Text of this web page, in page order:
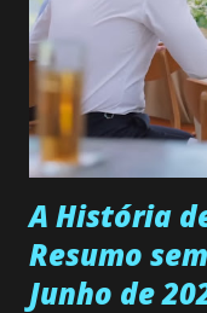
universidade. Ela tem
muito madura para a
empática. Detesta
teimosa e muito
Durante um exame
A História
Resumo
Junho de